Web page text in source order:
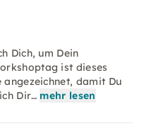
Dich, um Dein
ist dieses
damit Du
Dir… mehr lesen